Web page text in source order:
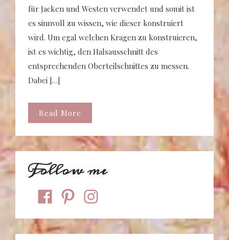
für Jacken und Westen verwendet und somit ist
es sinnvoll zu wissen, wie dieser konstruiert
wird. Um egal welchen Kragen zu konstruieren,
ist es wichtig, den Halsausschnitt des
entsprechenden Oberteilschnittes zu messen.
Dabei […]
Read More
Follow me
facebookpinterestinstagram